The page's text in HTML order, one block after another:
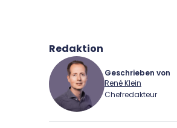
Redaktion
Geschrieben von
René Klein
Chefredakteur